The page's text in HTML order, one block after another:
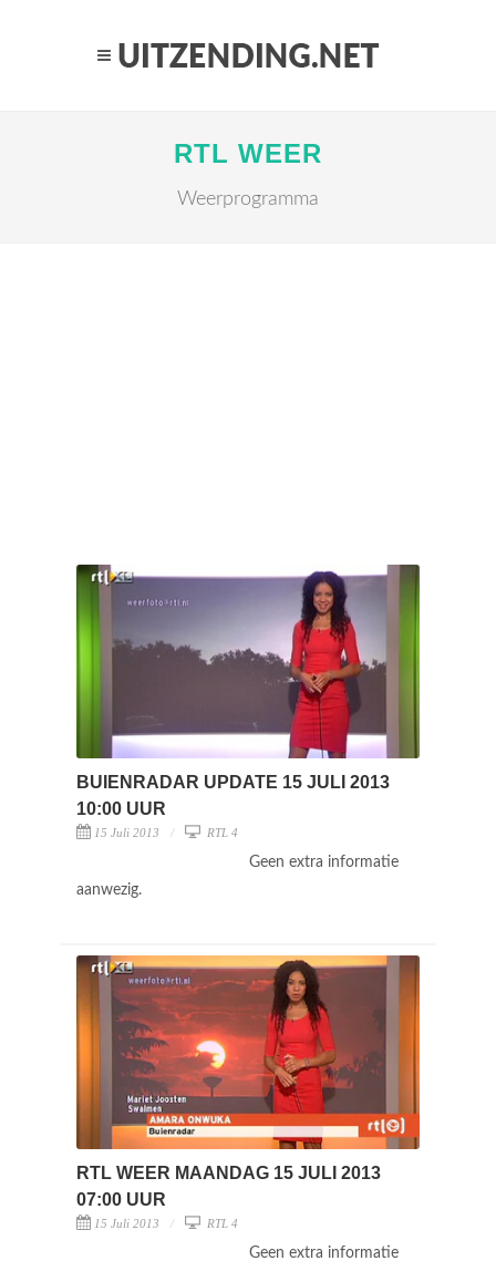
RTL WEER
Weerprogramma
BUIENRADAR UPDATE 15 JULI 2013
10:00 UUR
15 Juli 2013 RTL 4
Geen extra informatie
aanwezig.
RTL WEER MAANDAG 15 JULI 2013
07:00 UUR
15 Juli 2013 RTL 4
Geen extra informatie